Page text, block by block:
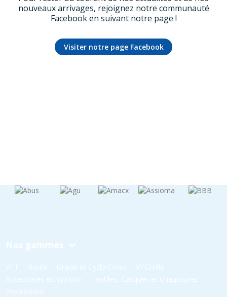
nouveaux arrivages, rejoignez notre communauté
Facebook en suivant notre page !
Visiter notre page Facebook
Nos gammes
VTT Route Gravel et Cyclo Cross
VTC/Ville
Accessoires et nutrition
Textiles, Casques et Chaussures
Promotions